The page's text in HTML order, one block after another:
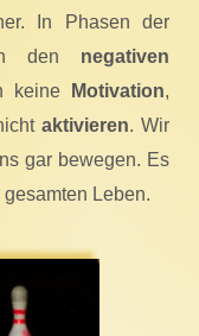
In Phasen der
den negativen
keine Motivation,
aktivieren. Wir
gar bewegen. Es
Leben.